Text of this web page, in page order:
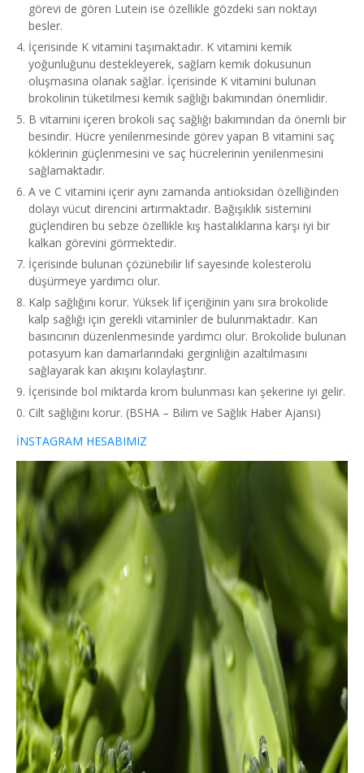
görevi de gören Lutein ise özellikle gözdeki sarı noktayı
besler.
İçerisinde K vitamini taşımaktadır. K vitamini kemik
yoğunluğunu destekleyerek, sağlam kemik dokusunun
oluşmasına olanak sağlar. İçerisinde K vitamini bulunan
brokolinin tüketilmesi kemik sağlığı bakımından önemlidir.
B vitamini içeren brokoli saç sağlığı bakımından da önemli bir
besindir. Hücre yenilenmesinde görev yapan B vitamini saç
köklerinin güçlenmesini ve saç hücrelerinin yenilenmesini
sağlamaktadır.
A ve C vitamini içerir aynı zamanda antioksidan özelliğinden
dolayı vücut direncini artırmaktadır. Bağışıklık sistemini
güçlendiren bu sebze özellikle kış hastalıklarına karşı iyi bir
kalkan görevini görmektedir.
İçerisinde bulunan çözünebilir lif sayesinde kolesterolü
düşürmeye yardımcı olur.
Kalp sağlığını korur. Yüksek lif içeriğinin yanı sıra brokolide
kalp sağlığı için gerekli vitaminler de bulunmaktadır. Kan
basıncının düzenlenmesinde yardımcı olur. Brokolide bulunan
potasyum kan damarlarındaki gerginliğin azaltılmasını
sağlayarak kan akışını kolaylaştırır.
İçerisinde bol miktarda krom bulunması kan şekerine iyi gelir.
Cilt sağlığını korur. (BSHA – Bilim ve Sağlık Haber Ajansı)
İNSTAGRAM HESABIMIZ